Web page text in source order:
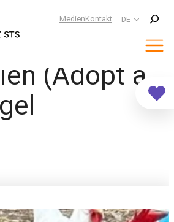
MedienKontakt DE
Suchen
(Adopt a